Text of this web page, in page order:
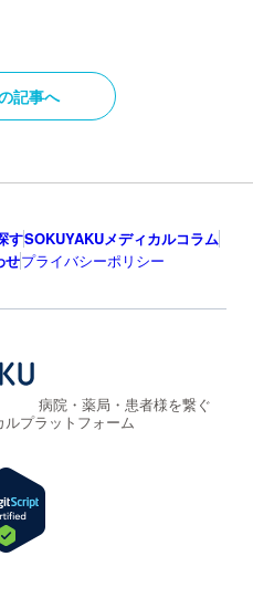
記事へ
すSOKUYAKUメディカルコラム
せプライバシーポリシー
病院・薬局・患者様を繋ぐ
プラットフォーム